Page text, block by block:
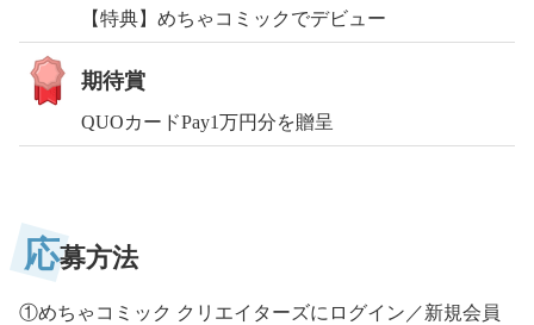
【特典】めちゃコミックでデビュー
期待賞
QUOカードPay1万円分を贈呈
応募方法
①めちゃコミック クリエイターズにログイン／新規会員